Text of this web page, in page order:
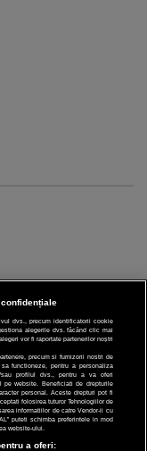
dvs., precum identificatorii cookie
alegerile dvs. făcând clic mai
vor fi raportate partenerilor noștri
precum si furnizorii nostri de
functioneze, pentru a personaliza
profilul dvs., pentru a va oferi
pe website. Beneficiati de drepturile
personal. Aceste drepturi pot fi
folosirea tuturor Tehnologiilor de
informatiilor de catre Vendor-ii cu
puteti schimba preferintele in mod
website-ului.
a oferi: